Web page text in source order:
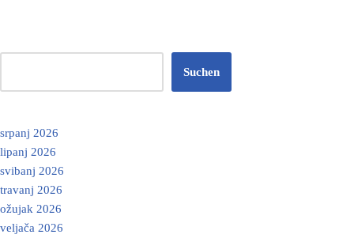
Suchen
srpanj 2026
lipanj 2026
svibanj 2026
travanj 2026
ožujak 2026
veljača 2026